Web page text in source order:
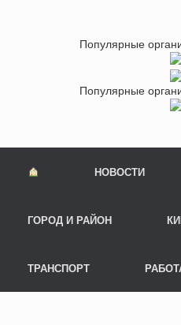
Популярные
Популярные
НОВОСТИ
ГОРОД И РАЙОН
ТРАНСПОРТ